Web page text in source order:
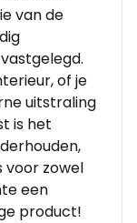
van de
of je
uitstraling
is het
voor zowel
een
product!